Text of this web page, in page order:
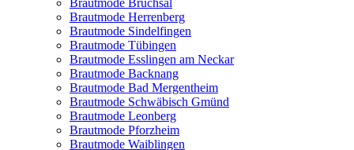
Brautmode Bruchsal
Brautmode Herrenberg
Brautmode Sindelfingen
Brautmode Tübingen
Brautmode Esslingen am Neckar
Brautmode Backnang
Brautmode Bad Mergentheim
Brautmode Schwäbisch Gmünd
Brautmode Leonberg
Brautmode Pforzheim
Brautmode Waiblingen